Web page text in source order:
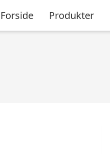
Forside Produkter